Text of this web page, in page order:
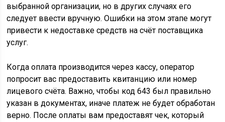
выбранной организации, но в других случаях его
следует ввести вручную. Ошибки на этом этапе могут
привести к недоставке средств на счёт поставщика
услуг.
Когда оплата производится через кассу, оператор
попросит вас предоставить квитанцию или номер
лицевого счёта. Важно, чтобы код 643 был правильно
указан в документах, иначе платеж не будет обработан
верно. После оплаты вам предоставят чек, который